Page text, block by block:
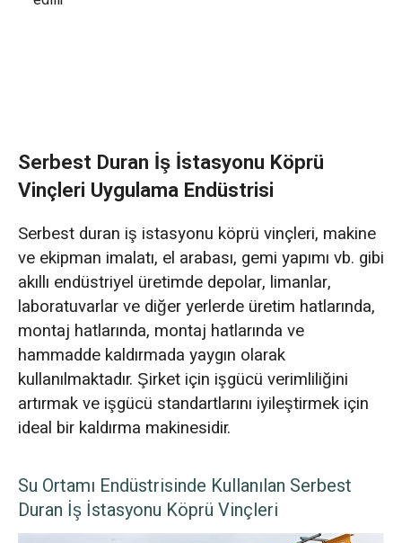
Serbest Duran İş İstasyonu Köprü
Vinçleri Uygulama Endüstrisi
Serbest duran iş istasyonu köprü vinçleri, makine
ve ekipman imalatı, el arabası, gemi yapımı vb. gibi
akıllı endüstriyel üretimde depolar, limanlar,
laboratuvarlar ve diğer yerlerde üretim hatlarında,
montaj hatlarında, montaj hatlarında ve
hammadde kaldırmada yaygın olarak
kullanılmaktadır. Şirket için işgücü verimliliğini
artırmak ve işgücü standartlarını iyileştirmek için
ideal bir kaldırma makinesidir.
Su Ortamı Endüstrisinde Kullanılan Serbest
Duran İş İstasyonu Köprü Vinçleri